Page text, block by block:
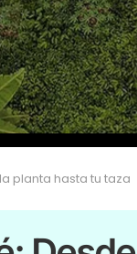
planta hasta tu taza